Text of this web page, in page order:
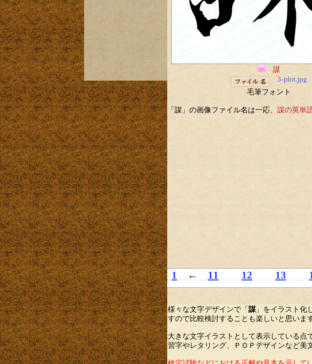
謀
3-plot.jpg
毛筆フォント
「謀」の画像ファイル名は一応、 謀の英単
1 ← 11 12 13
様々な文字デザインで「 謀 」をイラスト化
すので比較検討することも楽しいと思います
大きな文字イラストとして表示している点
習字やレタリング、ＰＯＰデザインなど美